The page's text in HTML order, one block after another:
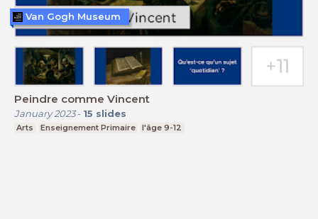
Peindre comme Vincent
January 2023- 15 slides
Arts Enseignement Primaire l'âge 9-12
Van Gogh Museum